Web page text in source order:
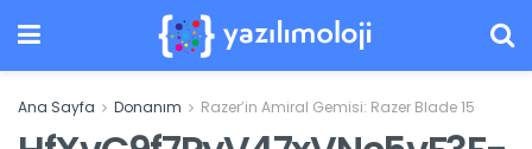
Ana Sayfa Donanım Razer’in Amiral Gemisi: Razer Blade 15